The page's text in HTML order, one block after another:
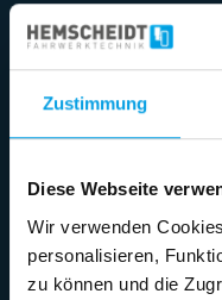
Zustimmung
Diese Webseite
Wir verwenden
personalisieren,
zu können und die